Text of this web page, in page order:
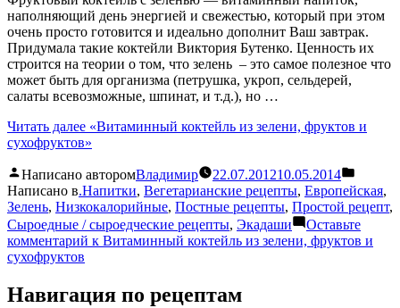
наполняющий день энергией и свежестью, который при этом
очень просто готовится и идеально дополнит Ваш завтрак.
Придумала такие коктейли Виктория Бутенко. Ценность их
строится на теории о том, что зелень – это самое полезное что
может быть для организма (петрушка, укроп, сельдерей,
салаты всевозможные, шпинат, и т.д.), но …
Читать далее «Витаминный коктейль из зелени, фруктов и
сухофруктов»
Написано авторомВладимир 22.07.201210.05.2014
Написано в.Напитки, Вегетарианские рецепты, Европейская,
Зелень, Низкокалорийные, Постные рецепты, Простой рецепт,
Сыроедные / сыроедческие рецепты, Экадаши
Оставьте
комментарий к Витаминный коктейль из зелени, фруктов и
сухофруктов
Навигация по рецептам